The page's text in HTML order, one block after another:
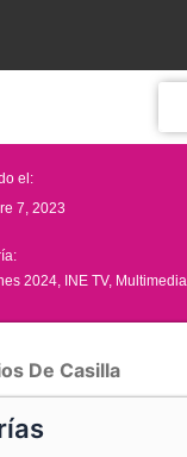
el:
7, 2023
2024 INE TV, Multimedia
De Casilla